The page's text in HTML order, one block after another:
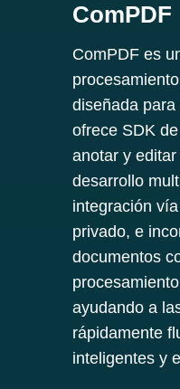
ComPDF
ComPDF es
diseñada
ofrece SDK
anotar y
desarrollo
integración
privado, e
documentos
ayudando a
rápidamente
inteligentes y